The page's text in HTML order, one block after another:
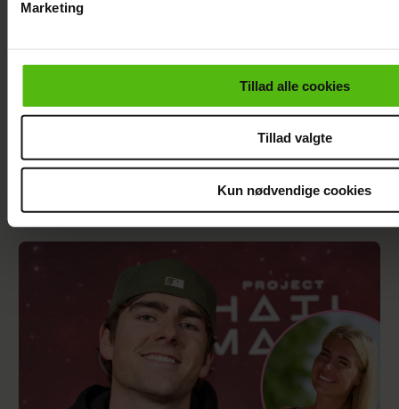
cookiepolitik.
Marketing
Tillad alle cookies
Tillad valgte
Kun nødvendige cookies
"Årgang 0"-stjerne indlagt: Deler nyt efter
operationen